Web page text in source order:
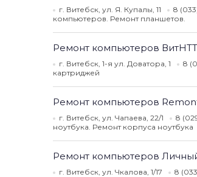
г. Витебск, ул. Я. Купалы, 11 8
компьютеров. Ремонт планшетов.
Ремонт компьютеров ВитНТТ
г. Витебск, 1-я ул. Доватора, 1 8
картриджей
Ремонт компьютеров
г. Витебск, ул. Чапаева, 22/1 8
ноутбука. Ремонт корпуса ноутбука
Ремонт компьютеров
г. Витебск, ул. Чкалова, 1/17 8